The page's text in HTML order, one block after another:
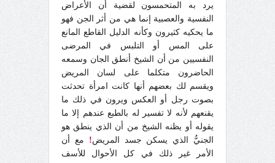
يرد به المتحمسون لقضية أن الأعراض
النفسية والعصبية إنما هي من أثر الجن فهو
ما يحكيه كثيرون وكأنه الدليل القاطع المانع
على المس أو التلبس في المرضى
النفسيين من أن الشيخ أنطق الجان وسمعه
الحاضرون متكلما على لسان المريض
ويقسم لك بعضهم أنها كانت امرأة تحدثت
بصوت رجل أو العكس ويرون في ذلك ما
يقنعهم لأنه لا تفسير له بالطبع عندهم إلا ما
يقوله أو يظنه الشيخ من أن الذي ينطق هو
الجنيُّ الذي يسكن جسد المريض! مع أن
الأمر غير ذلك في كل الأحوال للأسف